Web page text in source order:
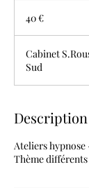
40 €
Cabinet
Sud
Ateliers
Thème